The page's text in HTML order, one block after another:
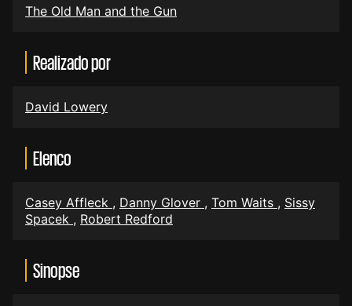
The Old Man and the Gun
Realizado por
David Lowery
Elenco
Casey Affleck , Danny Glover , Tom Waits , Sissy
Spacek , Robert Redford
Sinopse